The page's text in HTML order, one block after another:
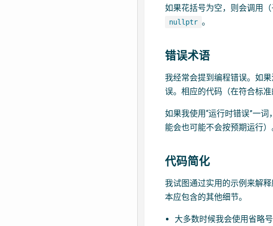
如果花括号为空，则会调用
nullptr 。
错误术语
我经常会提到编程错误。如果
误。相应的代码（在符合标准
如果我使用“运行时错误”一
能会也可能不会按预期运行）
代码简化
我试图通过实用的示例来解
本应包含的其他细节。
大多数时候我会使用省略